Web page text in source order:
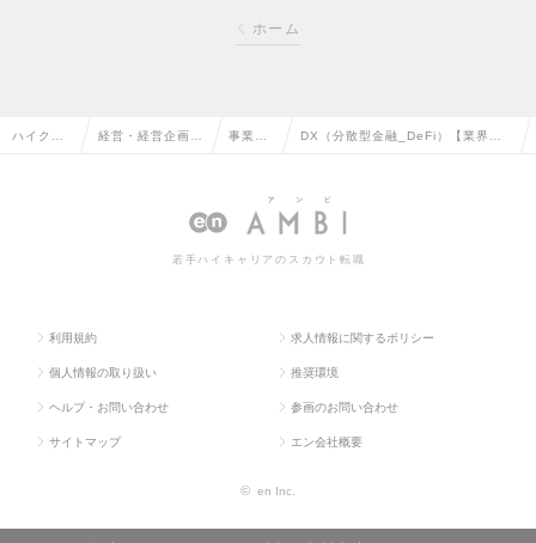
ホーム
ハイクラ 経営・経営企画・ 事業企 DX（分散型金融_DeFi）【業界未
若手ハイキャリアのスカウト転職
利用規約 求人情報に関するポリシー
個人情報の取り扱い 推奨環境
ヘルプ・お問い合わせ 参画のお問い合わせ
サイトマップ エン会社概要
© en Inc.